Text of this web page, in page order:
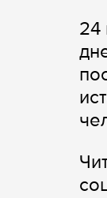
24